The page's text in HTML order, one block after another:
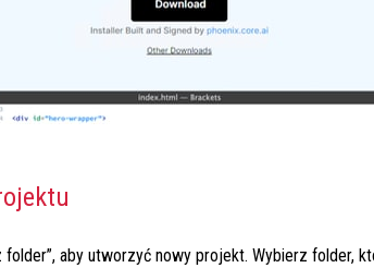
folder”, aby utworzyć nowy projekt. Wybierz folder,